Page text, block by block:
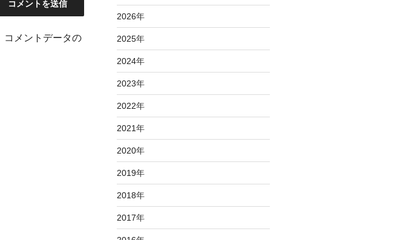
コメントデータの
2026年
2025年
2024年
2023年
2022年
2021年
2020年
2019年
2018年
2017年